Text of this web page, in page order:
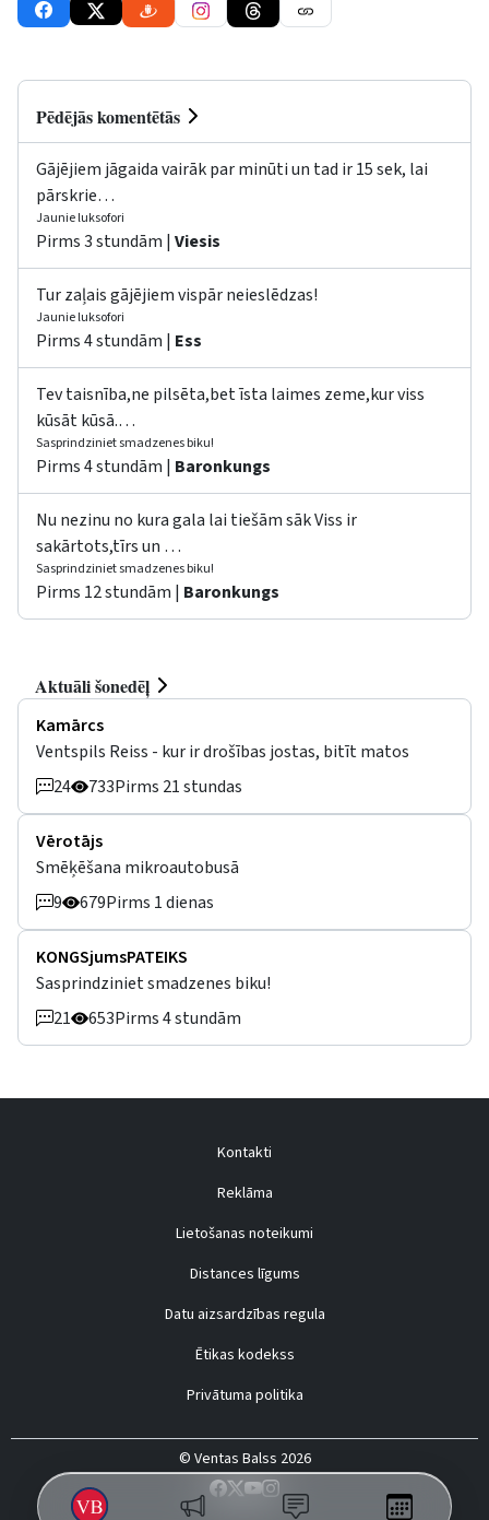
Pēdējās komentētās
Gājējiem jāgaida vairāk par minūti un tad ir 15 sek, lai
pārskrie…
Jaunie luksofori
Pirms 3 stundām | Viesis
Tur zaļais gājējiem vispār neieslēdzas!
Jaunie luksofori
Pirms 4 stundām | Ess
Tev taisnība,ne pilsēta,bet īsta laimes zeme,kur viss
kūsāt kūsā.…
Sasprindziniet smadzenes biku!
Pirms 4 stundām | Baronkungs
Nu nezinu no kura gala lai tiešām sāk Viss ir
sakārtots,tīrs un …
Sasprindziniet smadzenes biku!
Pirms 12 stundām | Baronkungs
Aktuāli šonedēļ
Kamārcs
Ventspils Reiss - kur ir drošības jostas, bitīt matos
24
733Pirms 21 stundas
Vērotājs
Smēķēšana mikroautobusā
9
679Pirms 1 dienas
KONGSjumsPATEIKS
Sasprindziniet smadzenes biku!
21
653Pirms 4 stundām
Kontakti
Reklāma
Lietošanas noteikumi
Distances līgums
Datu aizsardzības regula
Ētikas kodekss
Privātuma politika
© Ventas Balss 2026